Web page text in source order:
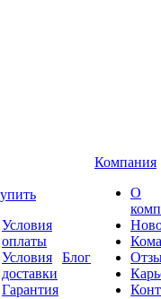
Условия
оплаты
Условия
доставки
Гарантия
Блог
Компания
О